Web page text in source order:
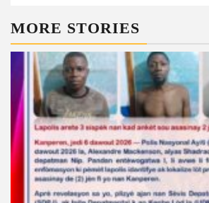
MORE STORIES